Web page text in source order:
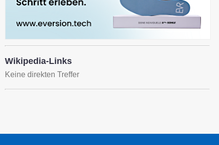
Wikipedia-Links
Keine direkten Treffer